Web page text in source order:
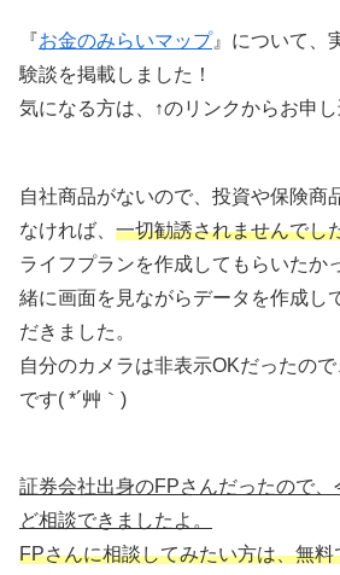
『お金のみらいマップ』について、
験談を掲載しました！
気になる方は、↑のリンクからお申し
自社商品がないので、投資や保険商
なければ、 一切勧誘されませんでし
ライフプランを作成してもらいたか
緒に画面を見ながらデータを作成し
だきました。
自分のカメラは非表示OKだったの
です( *´艸｀)
証券会社出身のFPさんだったので
ど相談できましたよ。
FPさんに相談してみたい方は、無